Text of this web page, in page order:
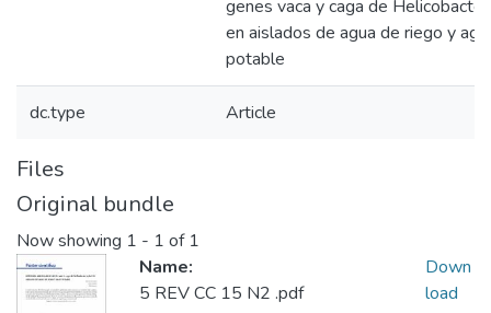
genes vaca y caga de
en aislados de agua de riego y
potable
dc.type Article
Files
Original bundle
Now showing 1 - 1 of 1
Name:
5 REV CC 15 N2 .pdf
Down
load